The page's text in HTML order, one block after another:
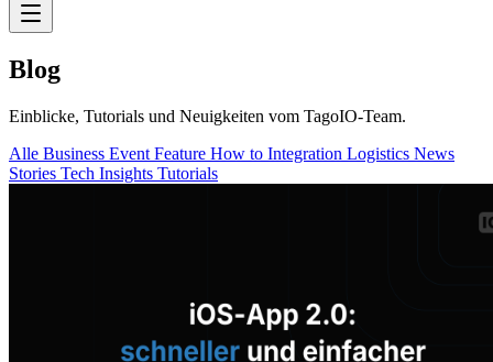
Blog
Einblicke, Tutorials und Neuigkeiten vom TagoIO-Team.
Alle Business Event Feature How to Integration Logistics News
Stories Tech Insights Tutorials